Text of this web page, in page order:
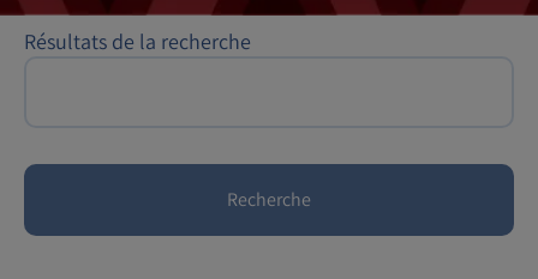
Résultats de la recherche
Recherche